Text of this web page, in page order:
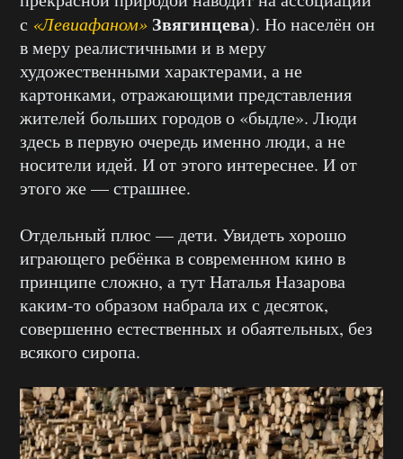
с «Левиафаном» Звягинцева). Но населён он
в меру реалистичными и в меру
художественными характерами, а не
картонками, отражающими представления
жителей больших городов о «быдле». Люди
здесь в первую очередь именно люди, а не
носители идей. И от этого интереснее. И от
этого же — страшнее.
Отдельный плюс — дети. Увидеть хорошо
играющего ребёнка в современном кино в
принципе сложно, а тут Наталья Назарова
каким-то образом набрала их с десяток,
совершенно естественных и обаятельных, без
всякого сиропа.